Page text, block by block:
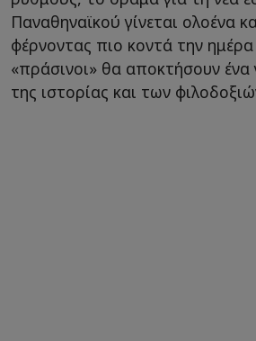
Παναθηναϊκού γίνεται ολοένα
φέρνοντας πιο κοντά την
«πράσινοι» θα αποκτήσουν ένα
της ιστορίας και των